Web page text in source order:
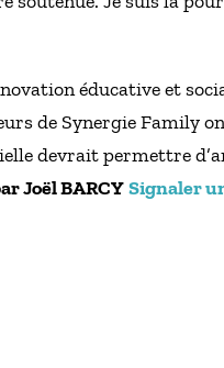
éducative et
de Synergie Family
devrait permettre
Joël BARCYSignaler